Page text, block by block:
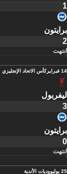
1
برايتون
2
انتهت
14 فبراير كأس الاتحاد الإنجليزي
ليفربول
3
برايتون
0
انتهت
25 يوليو وديات الأندية